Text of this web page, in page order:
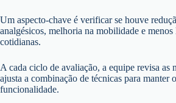
Um aspecto-chave é verificar se houve
analgésicos, melhoria na mobilidade e
cotidianas.
A cada ciclo de avaliação, a equipe revisa as
ajusta a combinação de técnicas para manter
funcionalidade.